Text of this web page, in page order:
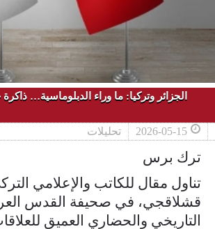
الجزائر وتركيا: ما وراء الدبلوماسية…
2026-05-15 تحليلات
ترك برس
تناول مقال للكاتب والإعلامي
قشلاقجي، في صحيفة القدس
التاريخي والحضاري العميق